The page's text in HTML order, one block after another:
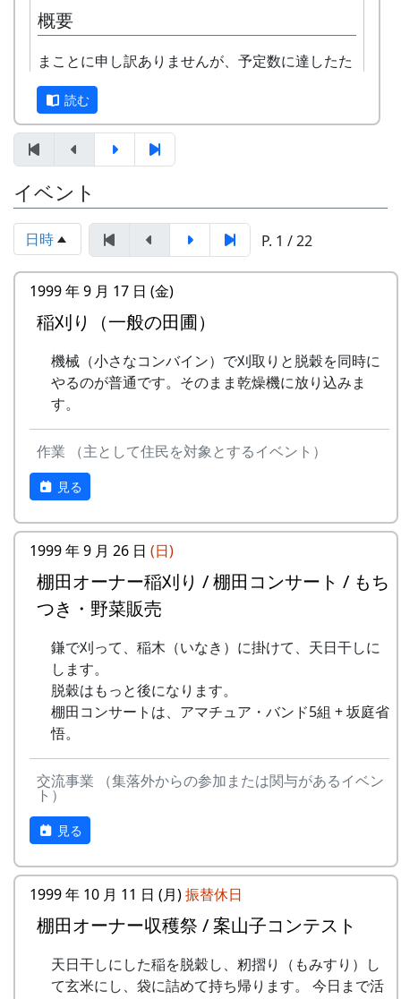
平成27年度棚田オーナー (2015-04-12 11:26:16)
岩座神棚田オーナーの特典
一から十までプロの指導を受け、減農薬栽培
(100平方メートルの収穫収量は玄米で約30キ
ロです。) 清流の里、岩座神地区のコシヒカ
リは特においしいと評判です。
田すき、田ごしらえ、水管理、病害虫対策(3
回程度)、施肥、脱穀、乾燥、籾すりなどは
地元農家で担当します。
実りの時期には、かかしを立てることができ
ます。
多可町の宿泊施設を安く利用できます。
地元の新鮮な野菜を購入できます。
田植え、稲刈り時のイベントに参加できま
す。
村の秋祭りに参加して、御神酒を飲み、「ひ
きやま」を引くことができます。
FAXまたはメールでお申し込み下さい（FAX
名、電話番号を明記して下さい）。 折り返
し、詳しい内容と「申し込みアンケート」を
お送りいたしますので、申し込みアンケート
をご返送ください。
申込み・お問合せの窓口
岩座神棚田保全推進協議会事務局
TEL & FAX: 9999-99-9999
携帯: 999-9999-9999
担当 : XX
平成27年度棚田オーナー (2015-04-12 11:26:16)
岩座神棚田オーナーの特典
一から十までプロの指導を受け、減農薬栽培
の米づくりを体験できます。
収穫した米を全部お持ち帰りいただけます。
(100平方メートルの収穫収量は玄米で約30キ
ロです。) 清流の里、岩座神地区のコシヒカ
リは特においしいと評判です。
田すき、田ごしらえ、水管理、病害虫対策(3
地元農家で担当します。
実りの時期には、かかしを立てることができ
ます。
多可町の宿泊施設を安く利用できます(青年
多可町の特産品がもらえます(1万円相当)。
地元の新鮮な野菜を購入できます。
田植え、稲刈り時のイベントに参加できま
概要
まことに申し訳ありませんが、予定数に達したた
め、オーナーの募集は締め切らせていただきまし
た。悪しからずご了承下さい。
オーナー田 : 16区画。1区画は約100平方メー
トルです。
オーナーの資格 : まじめに農業に取り組み、
自然とふれあう勇気をお持ちで、地域になじ
めるかた。家族や団体でも結構です。
年会費 : 1区画5万円。
第18期棚田オーナー対面式 (2014-04-13 12:03:51)
岩座神棚田オーナーの特典
一から十までプロの指導を受け、減農薬栽培
収穫した米を全部お持ち帰りいただけます。
(100平方メートルの収穫収量は玄米で約30キ
ロです。) 清流の里、岩座神地区のコシヒカ
リは特においしいと評判です。
田すき、田ごしらえ、水管理、病害虫対策(3
回程度)、施肥、脱穀、乾燥、籾すりなどは
地元農家で担当します。
ます。
多可町の宿泊施設を安く利用できます(青年
の家、悠遊館、ハーモニーパークなど)。
多可町の特産品がもらえます(1万円相当)。
地元の新鮮な野菜を購入できます。
田植え、稲刈り時のイベントに参加できま
す。
多可町の祭などにもご参加ください。
読む
イベント
日時 P. 1 / 22
1999 年 9 月 17 日 (金)
稲刈り（一般の田圃）
機械（小さなコンバイン）で刈取りと脱穀を同時に
やるのが普通です。そのまま乾燥機に放り込みま
す。
作業 （主として住民を対象とするイベント）
見る
1999 年 9 月 26 日 (日)
棚田オーナー稲刈り / 棚田コンサート / もち
つき・野菜販売
鎌で刈って、稲木（いなき）に掛けて、天日干しに
します。
脱穀はもっと後になります。
棚田コンサートは、アマチュア・バンド5組 + 坂庭省
悟。
交流事業 （集落外からの参加または関与があるイベン
ト）
見る
1999 年 10 月 11 日 (月)振替休日
棚田オーナー収穫祭 / 案山子コンテスト
天日干しにした稲を脱穀し、籾摺り（もみすり）し
て玄米にし、袋に詰めて持ち帰ります。 今日まで活